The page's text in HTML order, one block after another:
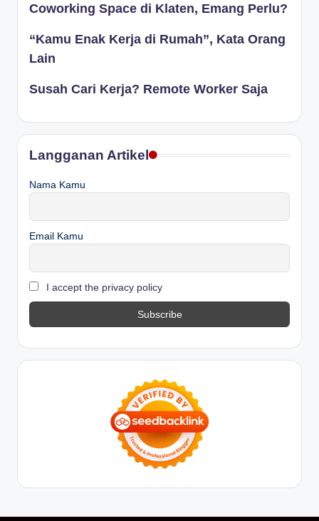
Coworking Space di Klaten, Emang Perlu?
“Kamu Enak Kerja di Rumah”, Kata Orang
Lain
Susah Cari Kerja? Remote Worker Saja
Langganan Artikel
Nama Kamu
Email Kamu
I accept the privacy policy